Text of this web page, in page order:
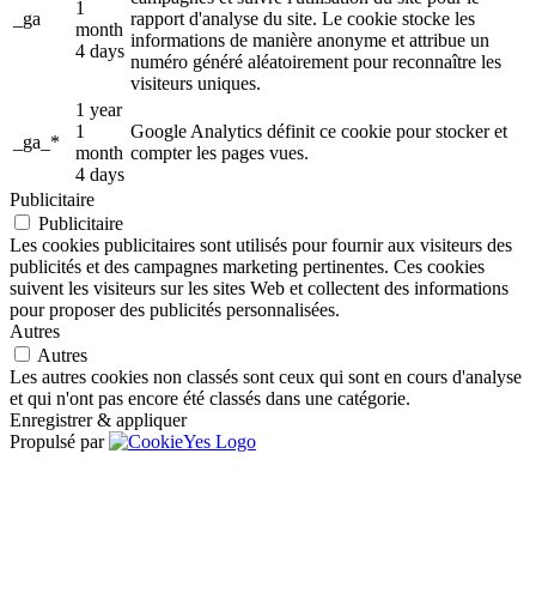
_ga
1
month
4 days
rapport d'analyse du site. Le cookie stocke les
informations de manière anonyme et attribue un
numéro généré aléatoirement pour reconnaître les
visiteurs uniques.
_ga_*
1 year
1
month
4 days
Google Analytics définit ce cookie pour stocker et
compter les pages vues.
Publicitaire
Publicitaire
Les cookies publicitaires sont utilisés pour fournir aux visiteurs des
publicités et des campagnes marketing pertinentes. Ces cookies
suivent les visiteurs sur les sites Web et collectent des informations
pour proposer des publicités personnalisées.
Autres
Autres
Les autres cookies non classés sont ceux qui sont en cours d'analyse
et qui n'ont pas encore été classés dans une catégorie.
Enregistrer & appliquer
Propulsé par